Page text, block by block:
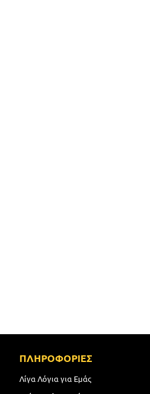
ΠΛΗΡΟΦΟΡΙΕΣ
Λίγα Λόγια για Εμάς